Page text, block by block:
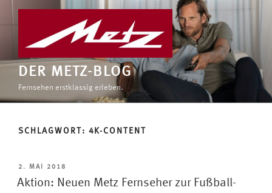
DER METZ-BLOG
Fernsehen erstklassig erleben.
SCHLAGWORT: 4K-CONTENT
VERÖFFENTLICHT
AM
2. MAI 2018
Aktion: Neuen Metz Fernseher zur Fußball-